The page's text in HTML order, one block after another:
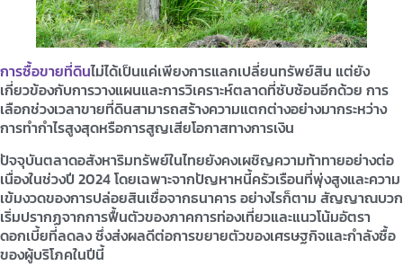
การซื้อขายที่ดินไม่ได้เป็นแค่เพียงการแลกเปลี่ยนทรัพย์สิน แต่ยัง
เกี่ยวข้องกับการวางแผนและการวิเคราะห์ตลาดที่ซับซ้อนอีกด้วย การ
เลือกช่วงเวลาขายที่ดินสามารถสร้างความแตกต่างอย่างมากระหว่าง
การทำกำไรสูงสุดหรือการสูญเสียโอกาสทางการเงิน
ปัจจุบันตลาดอสังหาริมทรัพย์ในไทยยังคงเผชิญความท้าทายอย่างต่อ
เนื่องในช่วงปี 2024 โดยเฉพาะจากปัญหาหนี้ครัวเรือนที่พุ่งสูงและความ
เข้มงวดของการปล่อยสินเชื่อจากธนาคาร อย่างไรก็ตาม สัญญาณบวก
เริ่มปรากฏจากการฟื้นตัวของภาคการท่องเที่ยวและแนวโน้มอัตรา
ดอกเบี้ยที่ลดลง ซึ่งส่งผลดีต่อการขยายตัวของเศรษฐกิจและกำลังซื้อ
ของผู้บริโภคในปีนี้